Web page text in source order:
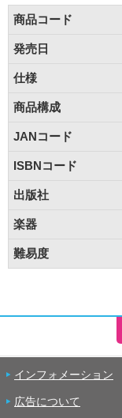
商品コード
発売日
仕様
商品構成
JANコード
ISBNコード
出版社
楽器
難易度
インフォメーション
広告について